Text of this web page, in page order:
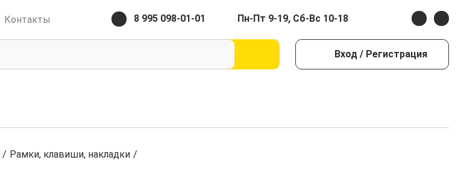
Контакты 8 995 098-01-01 Пн-Пт 9-19, Сб-Вс 10-18
Вход / Регистрация
/ Рамки, клавиши, накладки /